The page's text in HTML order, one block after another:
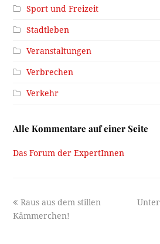
Sport und Freizeit
Stadtleben
Veranstaltungen
Verbrechen
Verkehr
Alle Kommentare auf einer Seite
Das Forum der ExpertInnen
previous
post:
Raus aus dem stillen
Kämmerchen!
next